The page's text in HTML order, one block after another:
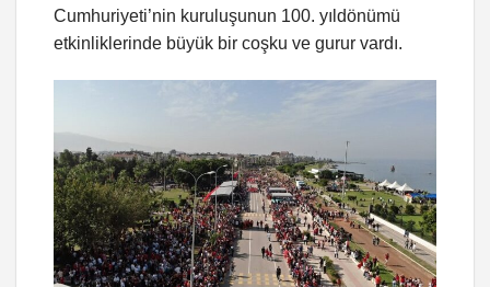
Cumhuriyeti’nin kuruluşunun 100. yıldönümü
etkinliklerinde büyük bir coşku ve gurur vardı.